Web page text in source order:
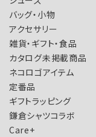
バッグ・小物
アクセサリー
雑貨・ギフト・食品
カタログ未掲載商品
ネコロゴアイテム
定番品
ギフトラッピング
鎌倉シャツコラボ
Care+